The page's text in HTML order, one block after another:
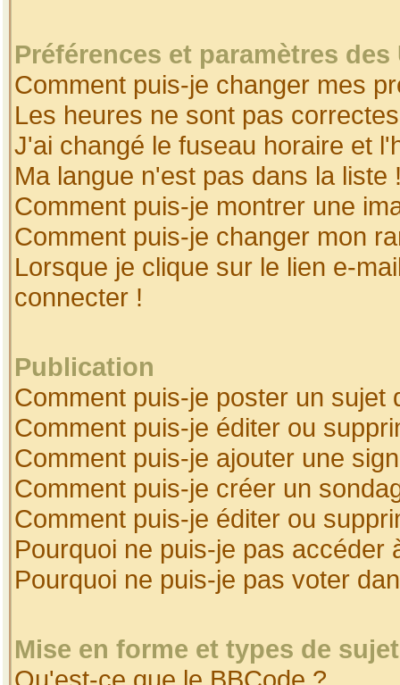
Préférences et paramètres
Comment puis-je changer mes
Les heures ne sont pas
J'ai changé le fuseau horaire et
Ma langue n'est pas dans la liste
Comment puis-je montrer une
Comment puis-je changer mon
Lorsque je clique sur le lien e-
connecter !
Publication
Comment puis-je poster un sujet
Comment puis-je éditer ou
Comment puis-je ajouter une
Comment puis-je créer un
Comment puis-je éditer ou
Pourquoi ne puis-je pas accéder
Pourquoi ne puis-je pas voter
Mise en forme et types de